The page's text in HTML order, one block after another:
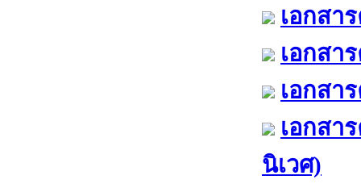
เอกสา
เอกสา
เอกสา
เอกสา
นิเวศ)